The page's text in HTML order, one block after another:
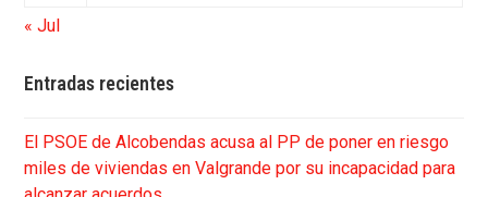
« Jul
Entradas recientes
El PSOE de Alcobendas acusa al PP de poner en riesgo
miles de viviendas en Valgrande por su incapacidad para